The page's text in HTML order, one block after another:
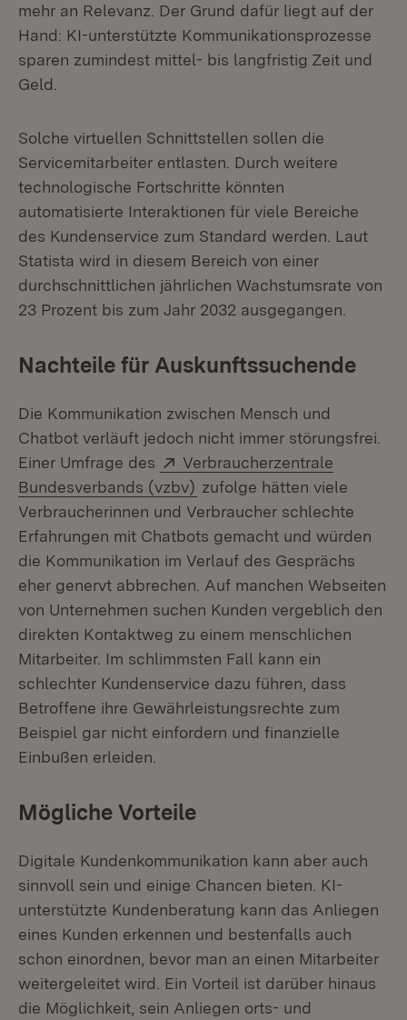
mehr an Relevanz. Der Grund dafür liegt auf der
Hand: KI-unterstützte Kommunikationsprozesse
sparen zumindest mittel- bis langfristig Zeit und
Geld.
Solche virtuellen Schnittstellen sollen die
Servicemitarbeiter entlasten. Durch weitere
technologische Fortschritte könnten
automatisierte Interaktionen für viele Bereiche
des Kundenservice zum Standard werden. Laut
Statista wird in diesem Bereich von einer
durchschnittlichen jährlichen Wachstumsrate von
23 Prozent bis zum Jahr 2032 ausgegangen.
Nachteile für Auskunftssuchende
Die Kommunikation zwischen Mensch und
Chatbot verläuft jedoch nicht immer störungsfrei.
Einer Umfrage des
Extern:
Verbraucherzentrale
Bundesverbands (vzbv) (Öffnet in neuem Fenster)
zufolge hätten viele
Verbraucherinnen und Verbraucher schlechte
Erfahrungen mit Chatbots gemacht und würden
die Kommunikation im Verlauf des Gesprächs
eher genervt abbrechen. Auf manchen Webseiten
von Unternehmen suchen Kunden vergeblich den
direkten Kontaktweg zu einem menschlichen
Mitarbeiter. Im schlimmsten Fall kann ein
schlechter Kundenservice dazu führen, dass
Betroffene ihre Gewährleistungsrechte zum
Beispiel gar nicht einfordern und finanzielle
Einbußen erleiden.
Mögliche Vorteile
Digitale Kundenkommunikation kann aber auch
sinnvoll sein und einige Chancen bieten. KI-
unterstützte Kundenberatung kann das Anliegen
eines Kunden erkennen und bestenfalls auch
schon einordnen, bevor man an einen Mitarbeiter
weitergeleitet wird. Ein Vorteil ist darüber hinaus
die Möglichkeit, sein Anliegen orts- und